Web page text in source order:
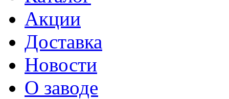
Акции
Доставка
Новости
О заводе